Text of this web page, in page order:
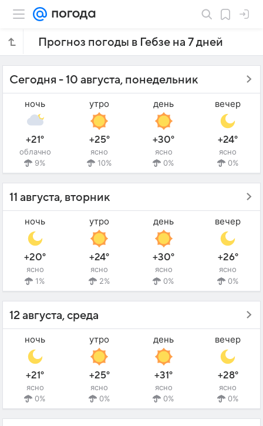
Прогноз погоды в Гебзе на 7 дней
Сегодня - 10 августа, понедельник
ночь
+21°
облачно
9%
утро
+25°
ясно
10%
день
+30°
ясно
0%
вечер
+24°
ясно
0%
11 августа, вторник
ночь
+20°
ясно
1%
утро
+24°
ясно
2%
день
+30°
ясно
0%
вечер
+26°
ясно
0%
12 августа, среда
ночь
+21°
ясно
0%
утро
+25°
ясно
0%
день
+31°
ясно
0%
вечер
+28°
ясно
0%